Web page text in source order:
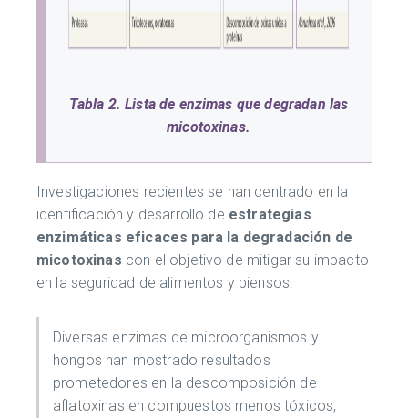
Tabla 2. Lista de enzimas que degradan las
micotoxinas.
Investigaciones recientes se han centrado en la
identificación y desarrollo de estrategias
enzimáticas eficaces para la degradación de
micotoxinas con el objetivo de mitigar su impacto
en la seguridad de alimentos y piensos.
Diversas enzimas de microorganismos y
hongos han mostrado resultados
prometedores en la descomposición de
aflatoxinas en compuestos menos tóxicos,